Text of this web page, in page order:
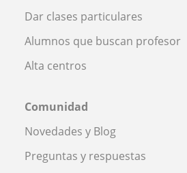
Dar clases particulares
Alumnos que buscan profesor
Alta centros
Comunidad
Novedades y Blog
Preguntas y respuestas